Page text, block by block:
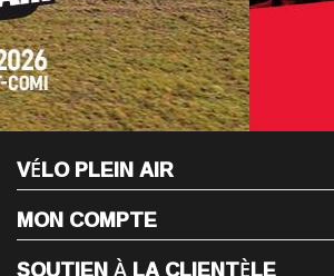
VÉLO PLEIN AIR
MON COMPTE